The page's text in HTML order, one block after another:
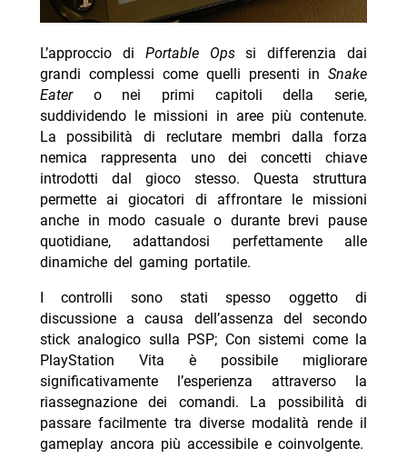
L’approccio di Portable Opssi differenzia dai
grandi complessi come quelli presenti inSnake
Eatero nei primi capitoli della serie,
suddividendo le missioni in aree più contenute.
La possibilità di reclutare membri dalla forza
nemica rappresenta uno dei concetti chiave
introdotti dal gioco stesso. Questa struttura
permette ai giocatori di affrontare le missioni
anche in modo casuale o durante brevi pause
quotidiane, adattandosi perfettamente alle
dinamiche del gaming portatile.
I controlli sono stati spesso oggetto di
discussione a causa dell’assenza del secondo
stick analogico sulla PSP; Con sistemi come la
PlayStation Vita è possibile migliorare
significativamente l’esperienza attraverso la
riassegnazione dei comandi. La possibilità di
passare facilmente tra diverse modalità rende il
gameplay ancora più accessibile e coinvolgente.